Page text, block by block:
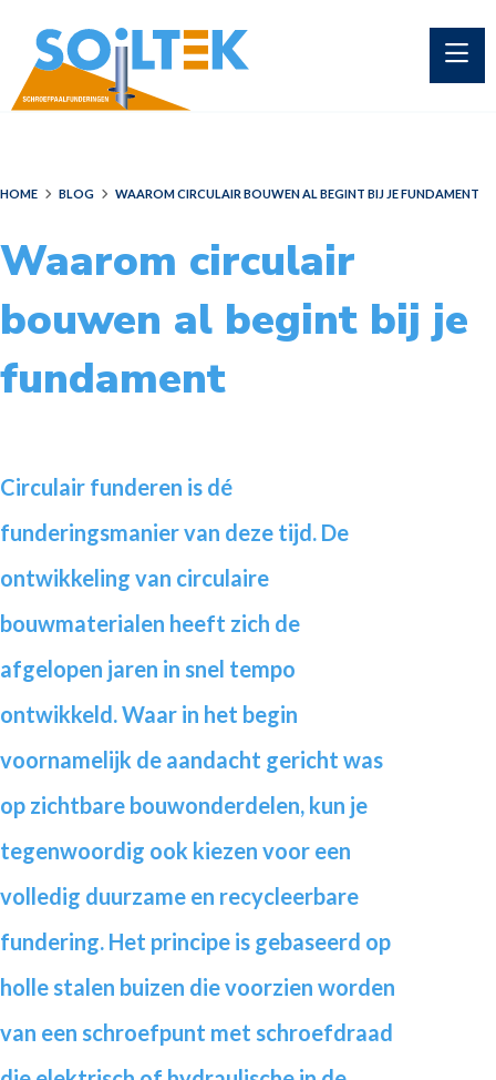
HOME BLOG WAAROM CIRCULAIR BOUWEN AL BEGINT BIJ JE FUNDAMENT
Waarom circulair
bouwen al begint bij je
fundament
Circulair funderen is dé
funderingsmanier van deze tijd. De
ontwikkeling van circulaire
bouwmaterialen heeft zich de
afgelopen jaren in snel tempo
ontwikkeld. Waar in het begin
voornamelijk de aandacht gericht was
op zichtbare bouwonderdelen, kun je
tegenwoordig ook kiezen voor een
volledig duurzame en recycleerbare
fundering. Het principe is gebaseerd op
holle stalen buizen die voorzien worden
van een schroefpunt met schroefdraad